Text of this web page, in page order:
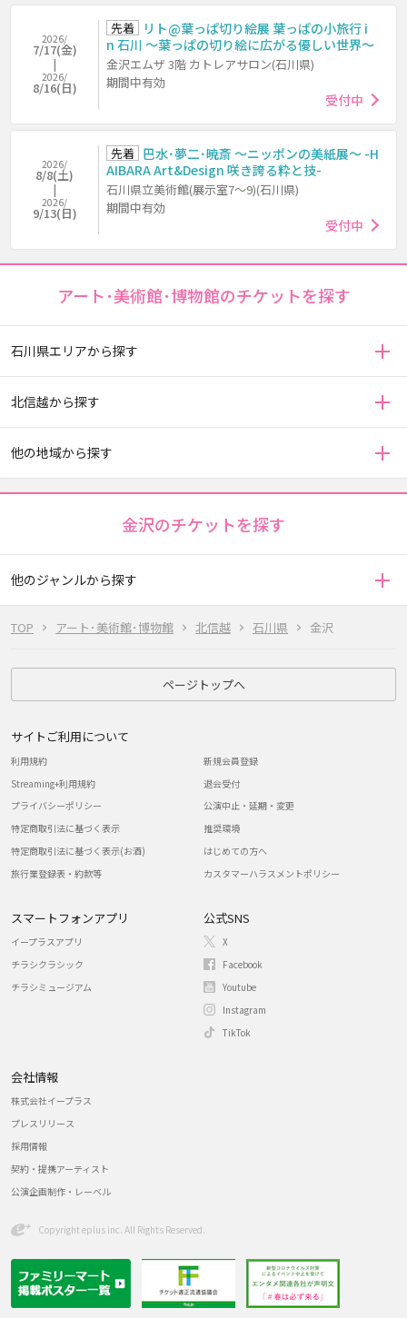
TOP アート･美術館･博物館 北信越 石川県 金沢
2026/
7/17(金)
2026/
8/16(日)
先着
リト@葉っぱ切り絵展 葉っぱの小旅行 i
n 石川 ～葉っぱの切り絵に広がる優しい世界～
金沢エムザ 3階 カトレアサロン(石川県)
期間中有効
受付中
2026/
8/8(土)
2026/
9/13(日)
先着 巴水･夢二･暁斎 ～ニッポンの美紙展～ -H
AIBARA Art&Design 咲き誇る粋と技-
石川県立美術館(展示室7～9)(石川県)
期間中有効
受付中
アート･美術館･博物館のチケットを探す
石川県エリアから探す
北信越から探す
他の地域から探す
金沢のチケットを探す
他のジャンルから探す
ページトップへ
サイトご利用について
利用規約
Streaming+利用規約
プライバシーポリシー
特定商取引法に基づく表示
特定商取引法に基づく表示(お酒)
旅行業登録表・約款等
新規会員登録
退会受付
公演中止・延期・変更
推奨環境
はじめての方へ
カスタマーハラスメントポリシー
スマートフォンアプリ
イープラスアプリ
チラシクラシック
チラシミュージアム
公式SNS
X
Facebook
Youtube
Instagram
TikTok
会社情報
株式会社イープラス
プレスリリース
採用情報
契約・提携アーティスト
公演企画制作・レーベル
Copyright eplus inc. All Rights Reserved.